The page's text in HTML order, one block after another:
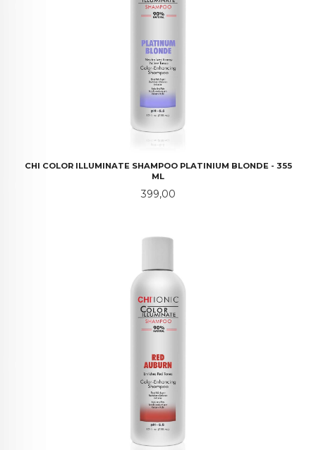
CHI COLOR ILLUMINATE SHAMPOO PLATINIUM BLONDE - 355
ML
Pris
399,00